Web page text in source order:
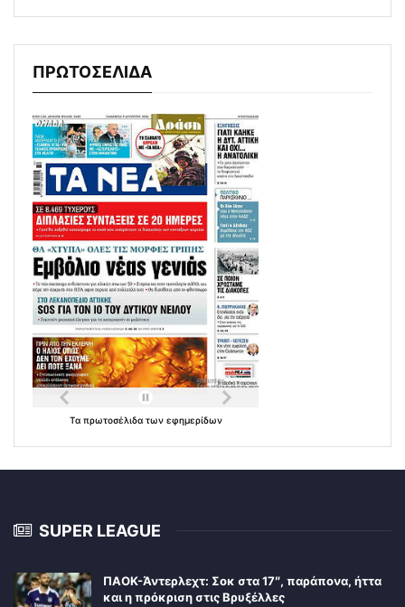
ΠΡΩΤΟΣΕΛΙΔΑ
Τα πρωτοσέλιδα των εφημερίδων
SUPER LEAGUE
ΠΑΟΚ-Άντερλεχτ: Σοκ στα 17″, παράπονα, ήττα
και η πρόκριση στις Βρυξέλλες